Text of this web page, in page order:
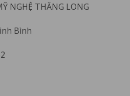
NGHỆ THĂNG LONG
Bình